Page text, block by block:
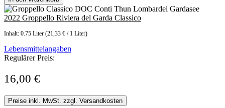
2022 Groppello Riviera del Garda Classico
Inhalt: 0.75 Liter (21,33 € / 1 Liter)
Lebensmittelangaben
Regulärer Preis:
16,00 €
Preise inkl. MwSt. zzgl. Versandkosten